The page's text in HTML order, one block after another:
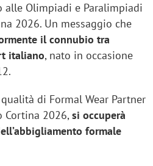
Olimpiadi e Paralimpiadi
2026. Un messaggio che
il connubio tra
italiano, nato in occasione
di Formal Wear Partner
Cortina 2026,si occuperà
formale